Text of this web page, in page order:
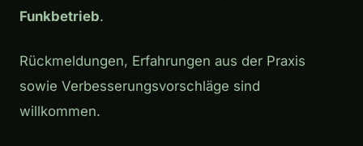
Funkbetrieb.
Rückmeldungen, Erfahrungen aus der Praxis
sowie Verbesserungsvorschläge sind
willkommen.